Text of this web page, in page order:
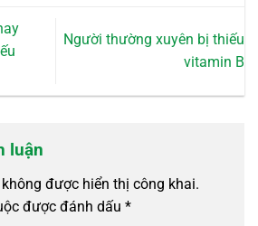
Người thường xuyên bị thiếu
vitamin B
luận
được hiển thị công khai.
được đánh dấu *